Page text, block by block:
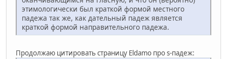
этимологически был краткой формой местного
падежа так же, как дательный падеж является
краткой формой направительного падежа.
Продолжаю цитировать страницу Eldamo про s-падеж: